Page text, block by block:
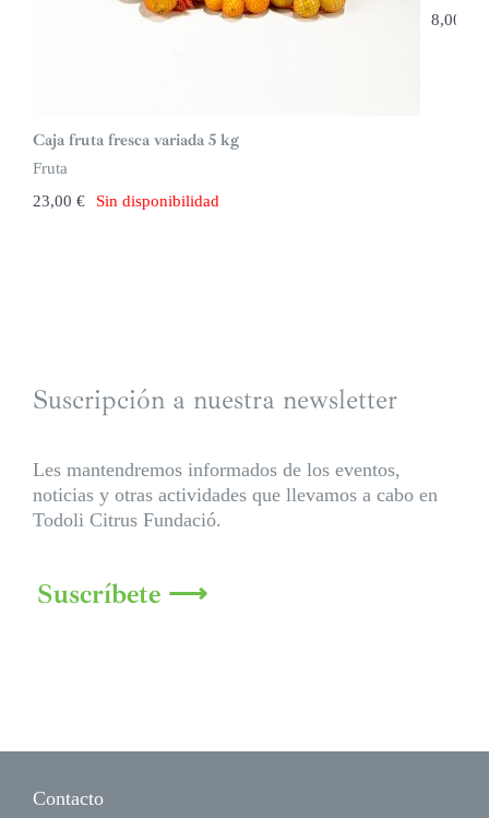
Caja fruta fresca variada 5 kg
Fruta
23,00 € Sin disponibilidad
8,00
Suscripción a nuestra newsletter
Les mantendremos informados de los eventos,
noticias y otras actividades que llevamos a cabo en
Todoli Citrus Fundació.
Suscríbete ⟶
Contacto